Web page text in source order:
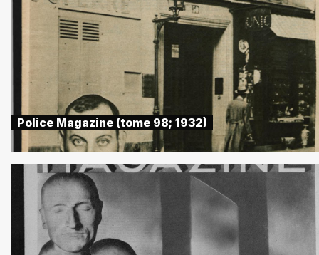
Police Magazine (tome 98; 1932)